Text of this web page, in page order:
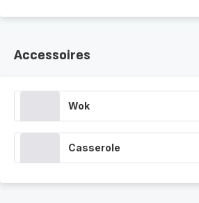
Accessoires
Wok
Casserole